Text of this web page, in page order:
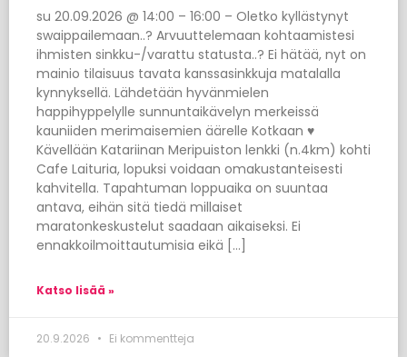
su 20.09.2026 @ 14:00 – 16:00 – Oletko kyllästynyt
swaippailemaan..? Arvuuttelemaan kohtaamistesi
ihmisten sinkku-/varattu statusta..? Ei hätää, nyt on
mainio tilaisuus tavata kanssasinkkuja matalalla
kynnyksellä. Lähdetään hyvänmielen
happihyppelylle sunnuntaikävelyn merkeissä
kauniiden merimaisemien äärelle Kotkaan ♥
Kävellään Katariinan Meripuiston lenkki (n.4km) kohti
Cafe Laituria, lopuksi voidaan omakustanteisesti
kahvitella. Tapahtuman loppuaika on suuntaa
antava, eihän sitä tiedä millaiset
maratonkeskustelut saadaan aikaiseksi. Ei
ennakkoilmoittautumisia eikä […]
Katso lisää »
20.9.2026 Ei kommentteja